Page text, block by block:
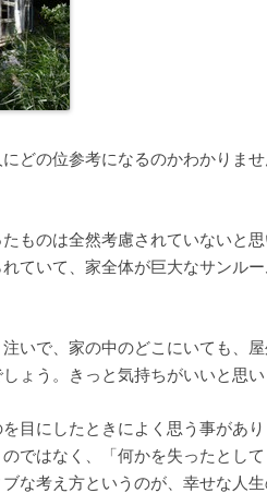
どの位参考になるのかわかりま
ものは全然考慮されていないと
ていて、家全体が巨大なサンル
いで、家の中のどこにいても、
ょう。きっと気持ちがいいと思い
を目にしたときによく思う事があ
ではなく、「何かを失ったとし
な考え方というのが、幸せな人